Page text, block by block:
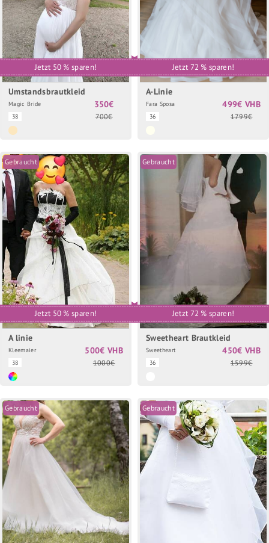
Jetzt 50 % sparen!
Umstandsbrautkleid
Magic Bride
38
350€
700€
Jetzt 72 % sparen!
A-Linie
Fara Sposa
36
499€ VHB
1799€
Gebraucht
Jetzt 50 % sparen!
A linie
Kleemaier
38
500€ VHB
1000€
Gebraucht
Jetzt 72 % sparen!
Sweetheart Brautkleid
Sweetheart
36
450€ VHB
1599€
Gebraucht Gebraucht